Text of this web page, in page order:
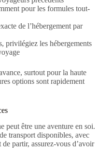
pour les formules tout-
de l’hébergement par
privilégiez les hébergements
surtout pour la haute
options sont rapidement
peut être une aventure en soi.
transport disponibles, avec
partir, assurez-vous d’avoir